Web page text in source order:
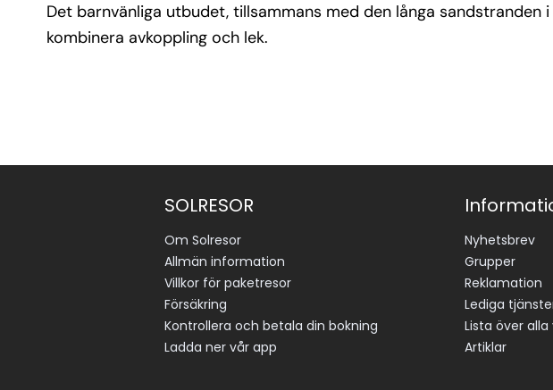
Det barnvänliga utbudet, tillsammans med den långa
kombinera avkoppling och lek.
SOLRESOR
Om Solresor
Allmän information
Villkor för paketresor
Försäkring
Kontrollera och betala din bokning
Ladda ner vår app
Nyhetsbrev
Grupper
Reklamation
Lediga
Lista över
Artiklar